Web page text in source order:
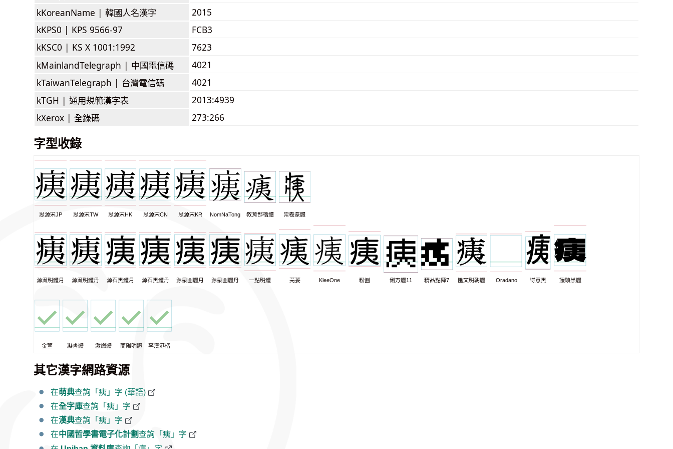
kKoreanName | 韓國人名漢字
2015
kKPS0 | KPS 9566-97
FCB3
kKSC0 | KS X 1001:1992
7623
kMainlandTelegraph | 中國電信碼
4021
kTaiwanTelegraph | 台灣電信碼
4021
kTGH | 通用規範漢字表
2013:4939
kXerox | 全錄碼 273:266
字型收錄
思源宋JP 思源宋TW 思源宋HK 思源宋CN 思源宋KR NomNaTong 教育部楷體 崇羲篆體
源流明體月 源流明體丹 源石黑體月 源石黑體丹 源泉圓體月 源泉圓體丹 一點明體 芫荽 KleeOne 粉圓 俐方體11 精品點陣7 匯文明朝體 Oradano 得意黑 饅頭黑體
金萱 凝書體 激燃體 蘭陽明體 李漢港楷
其它漢字網路資源
在萌典查詢「痍」字 (華語)
在全字庫查詢「痍」字
在漢典查詢「痍」字
在中國哲學書電子化計劃 查詢「痍」字